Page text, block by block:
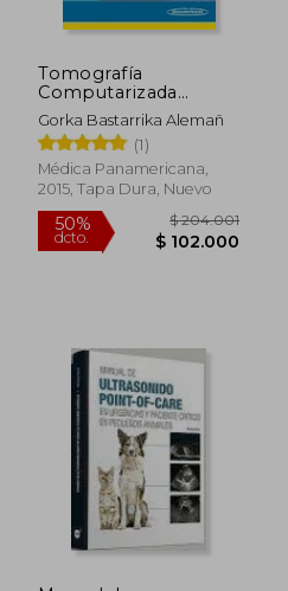
Tomografía
Computarizada
Cardíaca. Principios,
Técnica y
Aplicaciones Clínicas
Gorka Bastarrika Alemañ
(1)
Médica Panamericana,
2015, Tapa Dura, Nuevo